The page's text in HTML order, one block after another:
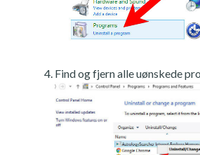
Find og fjern alle uønskede